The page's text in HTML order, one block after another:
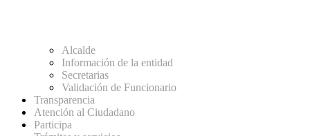
Alcalde
Información de la entidad
Secretarias
Validación de Funcionario
Transparencia
Atención al Ciudadano
Participa